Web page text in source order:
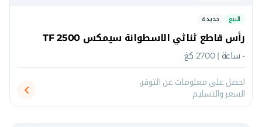
للبيع
جديدة
رأس قاطع ثناثي الاسطوانة سيمكس TF 2500
- ساعة | 2700 كغ
احصل على معلومات عن التوفر،
السعر والتسليم